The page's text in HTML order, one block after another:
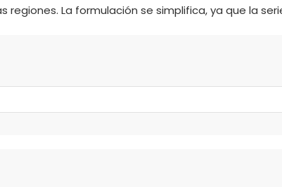
La formulación se simplifica, ya que la